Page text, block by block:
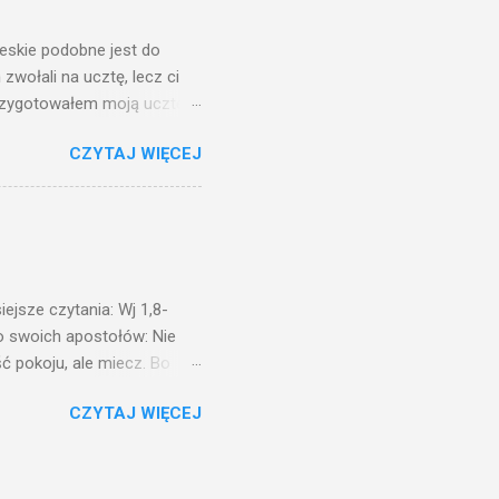
podobne jest do
na ucztę, lecz ci
moją ucztę:
Na to król uniósł się
sługom: Uczta
na ucztę wszystkich,
I sala zapełniła się
CZYTAJ WIĘCEJ
czytania: Wj 1,8-
swoich apostołów: Nie
pokoju, ale miecz. Bo
Mnie godzien. I kto kocha
CZYTAJ WIĘCEJ